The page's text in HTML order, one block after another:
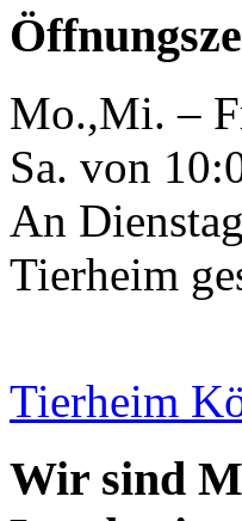
Mo.,Mi. –
Sa. von
An
Tierheim
Tierheim
Wir sind